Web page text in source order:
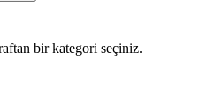
bir kategori seçiniz.